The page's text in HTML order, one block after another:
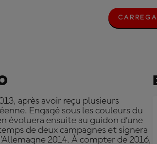
C
R
après avoir reçu plusieurs
Engagé sous les couleurs du
ensuite au guidon d’une
de deux campagnes et signera
2014. À compter de 2016,